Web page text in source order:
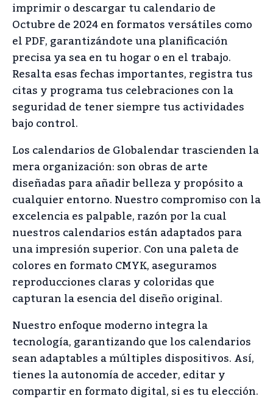
imprimir o descargar tu calendario de
Octubre de 2024 en formatos versátiles como
el PDF, garantizándote una planificación
precisa ya sea en tu hogar o en el trabajo.
Resalta esas fechas importantes, registra tus
citas y programa tus celebraciones con la
seguridad de tener siempre tus actividades
bajo control.
Los calendarios de Globalendar trascienden la
mera organización: son obras de arte
diseñadas para añadir belleza y propósito a
cualquier entorno. Nuestro compromiso con la
excelencia es palpable, razón por la cual
nuestros calendarios están adaptados para
una impresión superior. Con una paleta de
colores en formato CMYK, aseguramos
reproducciones claras y coloridas que
capturan la esencia del diseño original.
Nuestro enfoque moderno integra la
tecnología, garantizando que los calendarios
sean adaptables a múltiples dispositivos. Así,
tienes la autonomía de acceder, editar y
compartir en formato digital, si es tu elección.